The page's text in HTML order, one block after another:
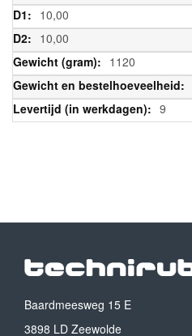
10,00
10,00
1120
9
Baardmeesweg 15 E
3898 LD Zeewolde